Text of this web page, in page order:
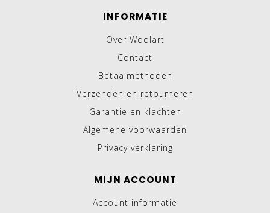
INFORMATIE
Over Woolart
Contact
Betaalmethoden
Verzenden en retourneren
Garantie en klachten
Algemene voorwaarden
Privacy verklaring
MIJN ACCOUNT
Account informatie